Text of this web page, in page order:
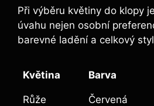
Při výběru květiny do klopy
úvahu nejen osobní
barevné ladění a celkový
Květina Barva
Růže Červená